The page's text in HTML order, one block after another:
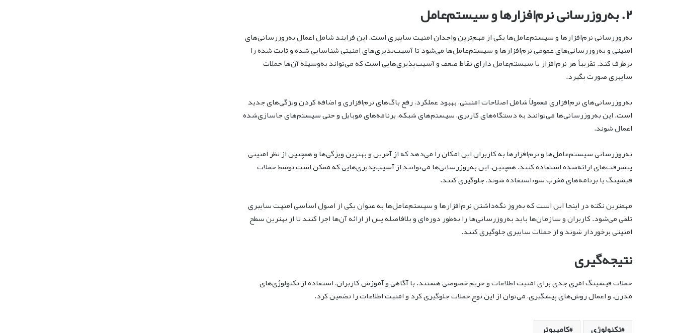
۲. به‌روزرسانی نرم‌افزارها و سیستم‌عامل
به‌روزرسانی نرم‌افزارها و سیستم‌عامل‌ها یکی از مهم‌ترین واجدان امنیت سایبری است. این فرایند شامل اعمال به‌روزرسانی‌های
امنیتی و به‌روزرسانی‌های عمومی نرم‌افزارها و سیستم‌عامل‌ها می‌شود تا آسیب‌پذیری‌های امنیتی شناسایی شده و ثابت شده را
برطرف کند. تقریباً هر نرم‌افزار یا سیستم‌عامل دارای نقاط ضعف و آسیب‌پذیری‌هایی است که می‌تواند به‌وسیله آن‌ها حملات
سایبری صورت بگیرد.
به‌روزرسانی‌های نرم‌افزاری معمولاً شامل اصلاحات امنیتی، بهبود عملکرد، رفع باگ‌های نرم‌افزاری و اضافه کردن ویژگی‌های جدید
است. این به‌روزرسانی‌ها می‌توانند به دستگاه‌های کاربری، سیستم‌های شبکه، برنامه‌های موبایل و حتی سیستم‌های جاسازی‌شده
اعمال شوند.
به‌روزرسانی سیستم‌عامل‌ها و نرم‌افزارها به کاربران این امکان را می‌دهد که از آخرین و بهترین ویژگی‌ها و همچنین از نظر امنیتی
پیشرفت‌های ارائه‌شده استفاده کنند. همچنین، این به‌روزرسانی‌ها می‌توانند از آسیب‌پذیری‌هایی که ممکن است توسط حملات
فیشینگ یا برنامه‌های مخرب سوءاستفاده شوند، جلوگیری کنند.
مهمترین نکته در اینجا این است که به‌روز نگه‌داشتن نرم‌افزارها و سیستم‌عامل‌ها به عنوان یکی از اصول اساسی امنیت سایبری
تلقی می‌شود. کاربران و سازمان‌ها باید به‌روزرسانی‌ها را به‌طور دوره‌ای و بلافاصله پس از ارائه آن‌ها اجرا کنند تا از بهترین سطح
امنیتی برخوردار شوند و از حملات سایبری جلوگیری کنند.
نتیجه‌گیری
حملات فیشینگ امری جدی برای امنیت اطلاعات و حریم خصوصی هستند. با آگاهی و آموزش کاربران، استفاده از تکنولوژی‌های
مدرن، و اعمال روش‌های پیشگیری، می‌توان از این نوع حملات جلوگیری کرد و امنیت اطلاعات را تضمین کرد.
تکنولوژی کامپیوتر